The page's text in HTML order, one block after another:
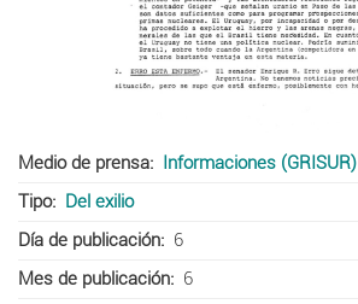
Medio de prensa
Informaciones (GRISUR)
Tipo
Del exilio
Día de publicación
6
Mes de publicación
6